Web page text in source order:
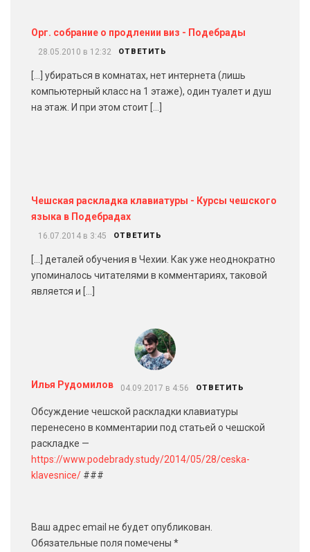
Орг. собрание о продлении виз - Подебрады
28.05.2010 в 12:32 ОТВЕТИТЬ
[…] убираться в комнатах, нет интернета (лишь
компьютерный класс на 1 этаже), один туалет и душ
на этаж. И при этом стоит […]
Чешская раскладка клавиатуры - Курсы чешского
языка в Подебрадах
16.07.2014 в 3:45 ОТВЕТИТЬ
[…] деталей обучения в Чехии. Как уже неоднократно
упоминалось читателями в комментариях, таковой
является и […]
Илья Рудомилов 04.09.2017 в 4:56 ОТВЕТИТЬ
Обсуждение чешской раскладки клавиатуры
перенесено в комментарии под статьей о чешской
раскладке —
https://www.podebrady.study/2014/05/28/ceska-
klavesnice/ ###
Ваш адрес email не будет опубликован.
Обязательные поля помечены *